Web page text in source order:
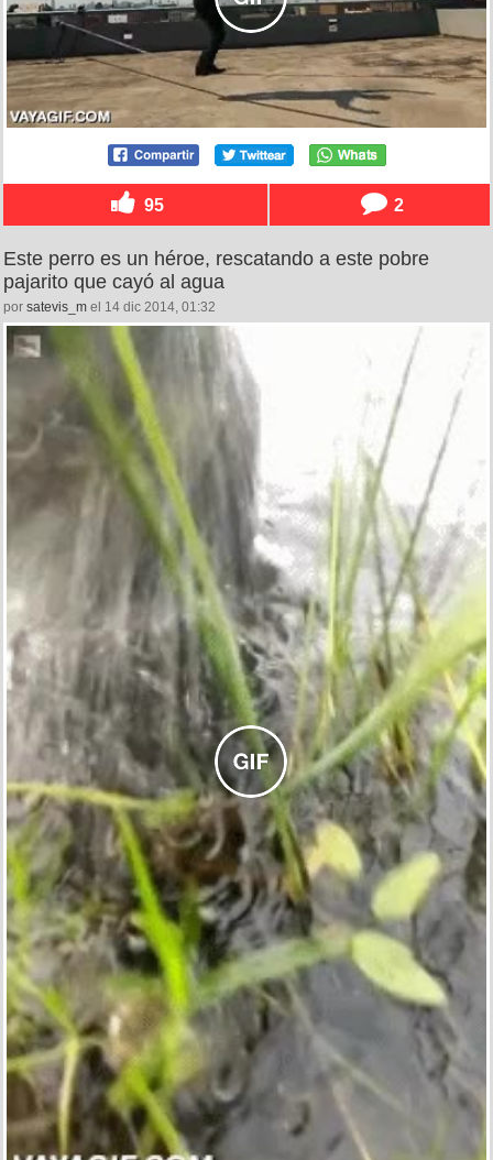
95 2
Este perro es un héroe, rescatando a este pobre
pajarito que cayó al agua
por satevis_m el 14 dic 2014, 01:32